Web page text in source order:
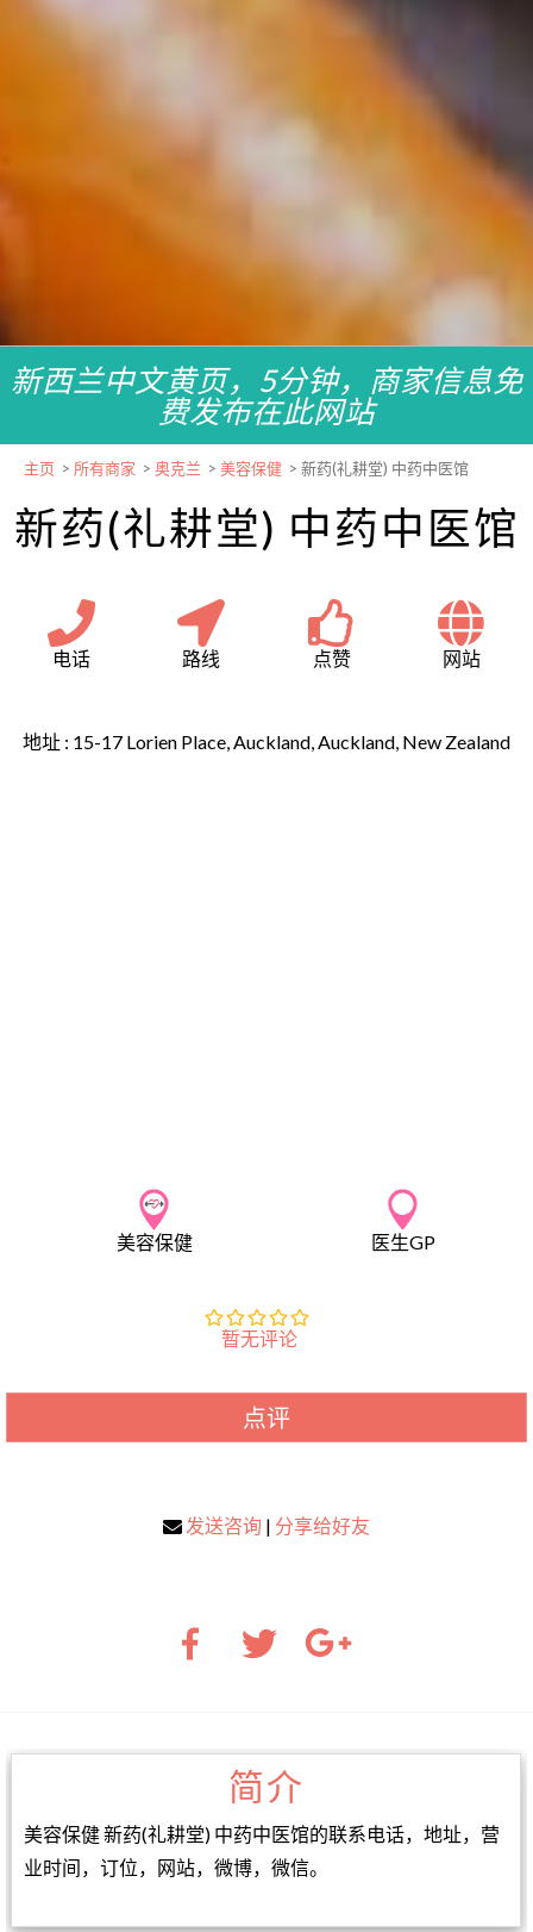
新西兰中文黄页，5分钟，商家信息免
费发布在此网站
主页 > 所有商家 > 奥克兰 > 美容保健 > 新药(礼耕堂) 中药中医馆
新药(礼耕堂) 中药中医馆
电话 路线 点赞 网站
地址 : 15-17 Lorien Place, Auckland, Auckland, New Zealand
美容保健 医生GP
暂无评论
点评
发送咨询 | 分享给好友
简介
美容保健 新药(礼耕堂) 中药中医馆的联系电话，地址，营
业时间，订位，网站，微博，微信。